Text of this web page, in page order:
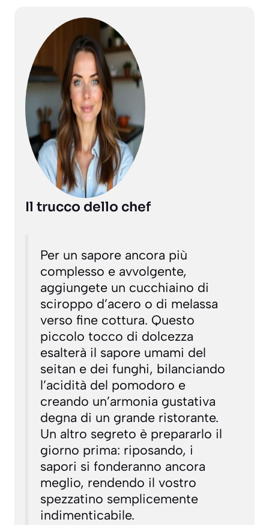
Il trucco dello chef
Per un sapore ancora più
complesso e avvolgente,
aggiungete un cucchiaino di
sciroppo d’acero o di melassa
verso fine cottura. Questo
piccolo tocco di dolcezza
esalterà il sapore umami del
seitan e dei funghi, bilanciando
l’acidità del pomodoro e
creando un’armonia gustativa
degna di un grande ristorante.
Un altro segreto è prepararlo il
giorno prima: riposando, i
sapori si fonderanno ancora
meglio, rendendo il vostro
spezzatino semplicemente
indimenticabile.